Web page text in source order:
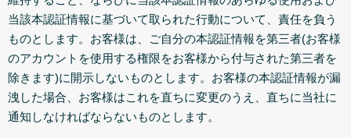
当該本認証情報に基づいて取られた行動について、責任を負う
ものとします。お客様は、ご自分の本認証情報を第三者(お客様
のアカウントを使用する権限をお客様から付与された第三者を
除きます)に開示しないものとします。お客様の本認証情報が漏
洩した場合、お客様はこれを直ちに変更のうえ、直ちに当社に
通知しなければならないものとします。